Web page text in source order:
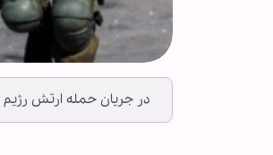
در جریان حمله ارتش رژیم